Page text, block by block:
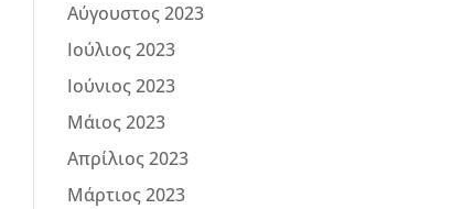
Αύγουστος 2023
Ιούλιος 2023
Ιούνιος 2023
Μάιος 2023
Απρίλιος 2023
Μάρτιος 2023